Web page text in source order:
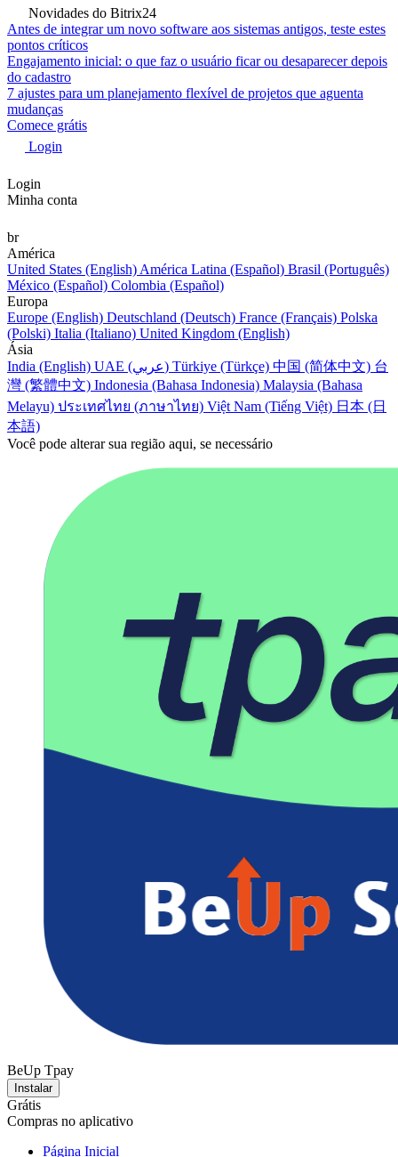
Novidades do Bitrix24
Antes de integrar um novo software aos sistemas antigos, teste estes
pontos críticos
Engajamento inicial: o que faz o usuário ficar ou desaparecer depois
do cadastro
7 ajustes para um planejamento flexível de projetos que aguenta
mudanças
Comece grátis
Login
Login
Minha conta
br
América
United States (English) América Latina (Español) Brasil (Português)
México (Español) Colombia (Español)
Europa
Europe (English) Deutschland (Deutsch) France (Français) Polska
(Polski) Italia (Italiano) United Kingdom (English)
Ásia
India (English)
UAE (عربي) Türkiye (Türkçe) 中国 (简体中文) 台
灣 (繁體中文) Indonesia (Bahasa Indonesia) Malaysia (Bahasa
Melayu) ประเทศไทย (ภาษาไทย) Việt Nam (Tiếng Việt) 日本 (日
本語)
Você pode alterar sua região aqui, se necessário
BeUp Tpay
Instalar
Grátis
Compras no aplicativo
Página Inicial